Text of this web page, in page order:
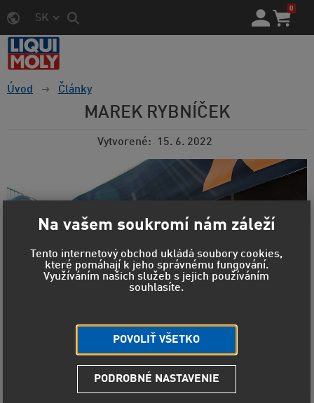
SK
0
Úvod Články
MAREK RYBNÍČEK
Vytvorené 15. 6. 2022
Na vašem soukromí nám záleží
Tento internetový obchod ukládá soubory cookies,
které pomáhají k jeho správnému fungování.
Využíváním našich služeb s jejich používáním
souhlasíte.
POVOLIŤ VŠETKO
PODROBNÉ NASTAVENIE